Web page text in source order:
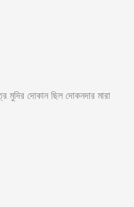
মুদির দোকান ছিল দোকনদার মারা